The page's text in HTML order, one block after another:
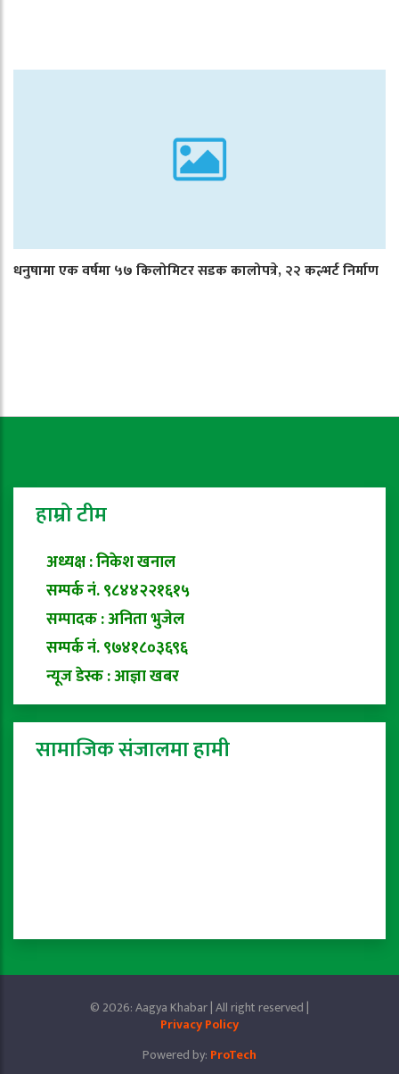
धनुषामा एक वर्षमा ५७ किलोमिटर सडक कालोपत्रे, २२ कल्भर्ट निर्माण
हाम्रो टीम
अध्यक्ष : निकेश खनाल
सम्पर्क नं. ९८४४२२१६१५
सम्पादक : अनिता भुजेल
सम्पर्क नं. ९७४१८०३६९६
न्यूज डेस्क : आज्ञा खबर
सामाजिक संजालमा हामी
© 2026: Aagya Khabar | All right reserved |
Privacy Policy
Powered by: ProTech